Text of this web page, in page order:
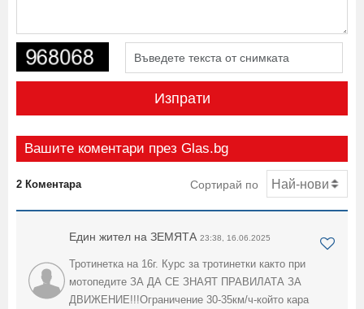
Изпрати
Вашите коментари през Glas.bg
2 Коментара Сортирай по
Един жител на ЗЕМЯТА 23:38, 16.06.2025
Тротинетка на 16г. Курс за тротинетки както при
мотопедите ЗА ДА СЕ ЗНАЯТ ПРАВИЛАТА ЗА
ДВИЖЕНИЕ!!!Ограничение 30-35км/ч-който кара